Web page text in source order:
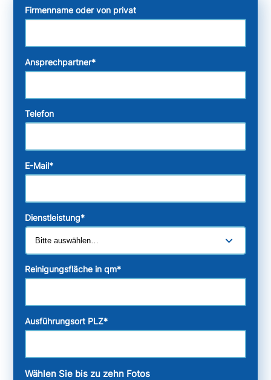
Firmenname oder von privat
Ansprechpartner*
Telefon
E-Mail*
Dienstleistung*
Reinigungsfläche in qm*
Ausführungsort PLZ*
Wählen Sie bis zu zehn Fotos